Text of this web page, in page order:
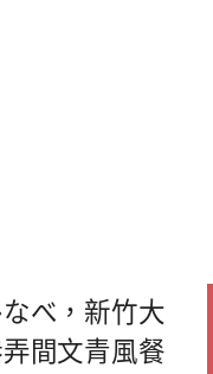
べ，新竹大
間文青風餐